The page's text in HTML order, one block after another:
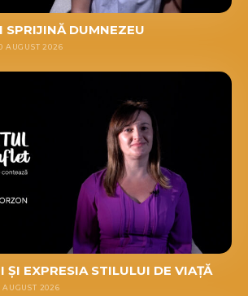
SPRIJINĂ DUMNEZEU
AUGUST 2026
ȘI EXPRESIA STILULUI DE VIAȚĂ
AUGUST 2026